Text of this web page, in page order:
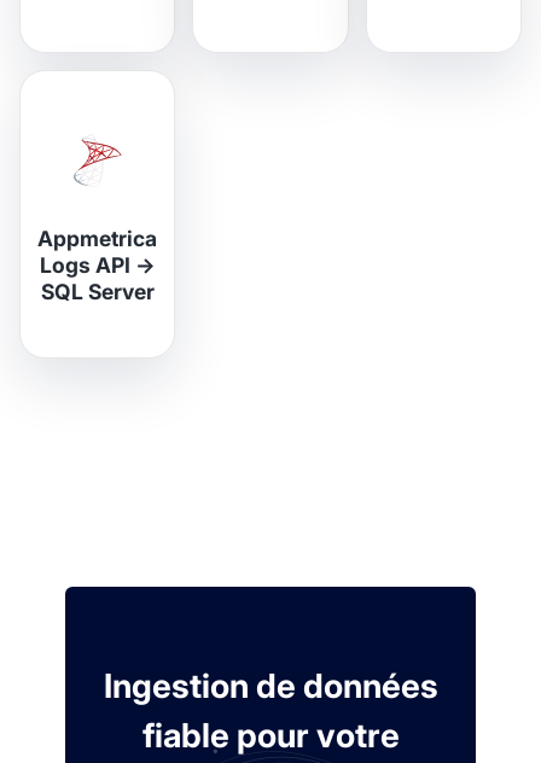
Appmetrica
Logs API →
SQL Server
Ingestion de données
fiable pour votre